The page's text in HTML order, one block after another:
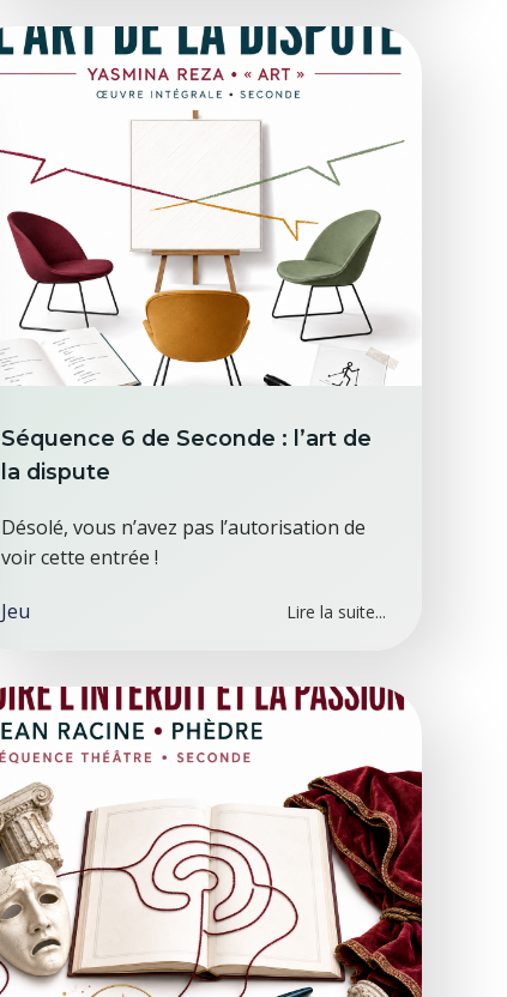
Séquence 6 de Seconde : l’art de
la dispute
Désolé, vous n’avez pas l’autorisation de
voir cette entrée !
Jeu Lire la suite...